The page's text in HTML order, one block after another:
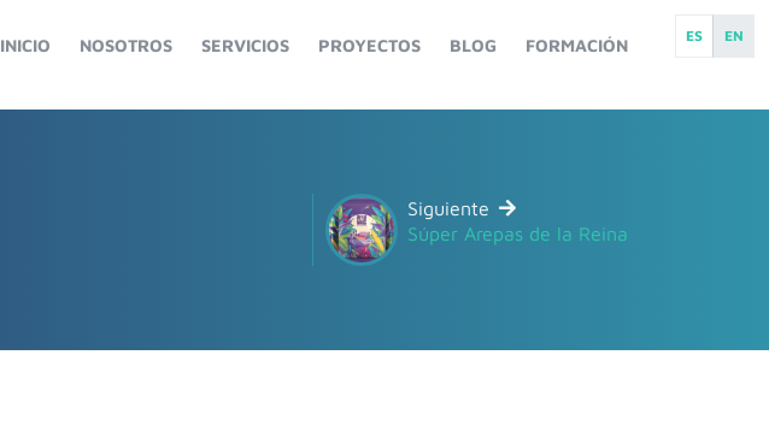
EN
ES
INICIO NOSOTROS SERVICIOS PROYECTOS BLOG FORMACIÓN
Siguiente
Súper Arepas de la Reina